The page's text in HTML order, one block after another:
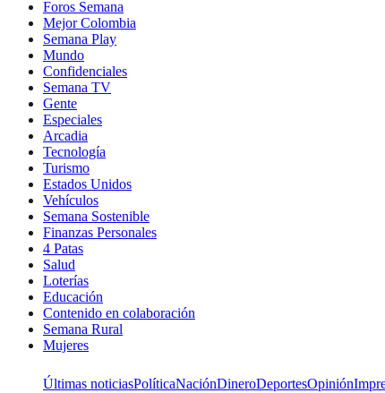
Foros Semana
Mejor Colombia
Semana Play
Mundo
Confidenciales
Semana TV
Gente
Especiales
Arcadia
Tecnología
Turismo
Estados Unidos
Vehículos
Semana Sostenible
Finanzas Personales
4 Patas
Salud
Loterías
Educación
Contenido en colaboración
Semana Rural
Mujeres
Últimas noticiasPolíticaNaciónDineroDeportesOpinión